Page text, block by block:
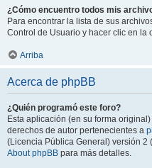
¿Cómo encuentro todos mis
Para encontrar la lista de sus
Control de Usuario y hacer clic en la
Arriba
Acerca de phpBB
¿Quién programó este foro?
Esta aplicación (en su forma
derechos de autor pertenecientes a
(Licencia Pública General) versión 2
About phpBB para más detalles.